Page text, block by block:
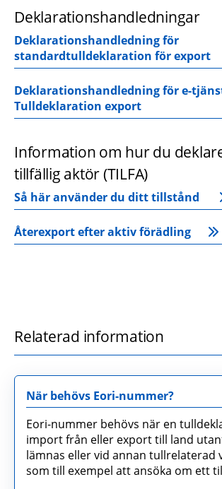
Deklarationshandledningar
Deklarationshandledning för
standardtulldeklaration för export
Deklarationshandledning för e-
Tulldeklaration export
Information om hur du
tillfällig aktör (TILFA)
Så här använder du ditt tillstånd
Återexport efter aktiv förädling
Relaterad information
När behövs Eori-nummer?
Eori-nummer behövs när en
import från eller export till land
lämnas eller vid annan tullrelaterad
som till exempel att ansöka om ett